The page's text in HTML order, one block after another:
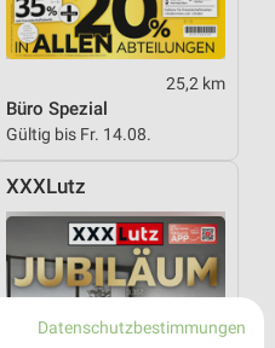
25,2 km
Büro Spezial
Gültig bis Fr. 14.08.
XXXLutz
Datenschutzbestimmungen